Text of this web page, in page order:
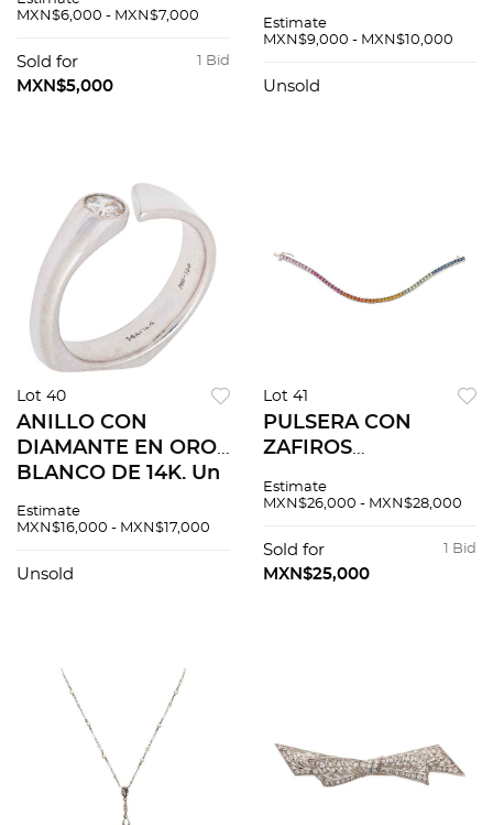
BLANCO DE 14K.
redondo ~0.20 ct.
Peso: 2.2 g
MXN$6,000 - MXN$7,000
1 Bid
Sold for
MXN$5,000
brillante y baguette
Peso: 3.7 g. Talla: 7 ¾
Estimate
MXN$9,000 - MXN$10,000
Unsold
Lot 40
ANILLO CON
DIAMANTE EN ORO
BLANCO DE 14K. Un
brillante ~0.30 ct
Color: I-K
Estimate
MXN$16,000 - MXN$17,000
Unsold
Lot 41
PULSERA CON
ZAFIROS
ORO BLANCO DE
multicolores corte
cuadrado ~8.5 ct
Estimate
MXN$26,000 - MXN$28,000
1 Bid
Sold for
MXN$25,000